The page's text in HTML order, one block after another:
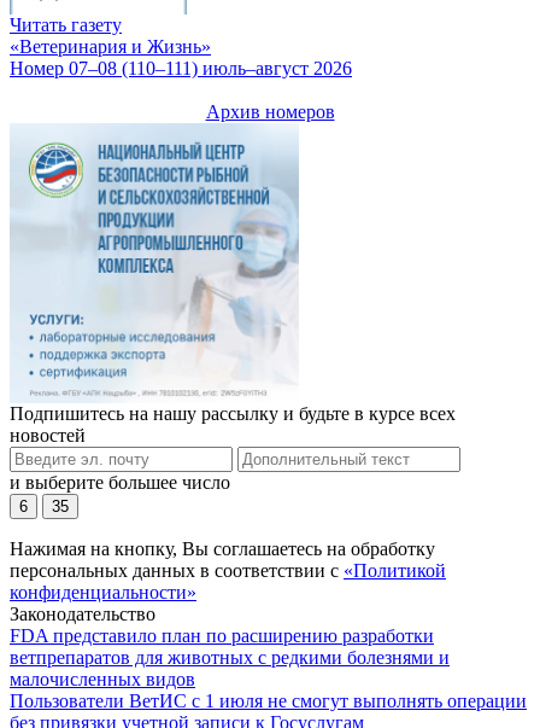
Читать газету
«Ветеринария и Жизнь»
Номер 07–08 (110–111) июль–август 2026
Архив номеров
Подпишитесь на нашу рассылку и будьте в курсе всех
новостей
и выберите большее число
6 35
Нажимая на кнопку, Вы соглашаетесь на обработку
персональных данных в соответствии с «Политикой
конфиденциальности»
Законодательство
FDA представило план по расширению разработки
ветпрепаратов для животных с редкими болезнями и
малочисленных видов
Пользователи ВетИС с 1 июля не смогут выполнять операции
без привязки учетной записи к Госуслугам